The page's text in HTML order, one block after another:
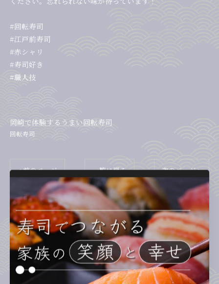
#回転寿司
#江戸前寿司
#赤シャリ
#寿司好き
#職人技
岡崎で体験するうまい回転寿司
回転寿司
< 前のページ 一覧に戻る 次のページ >
カテゴリー Categories
全てのカテゴリー
ランチ
ディナー